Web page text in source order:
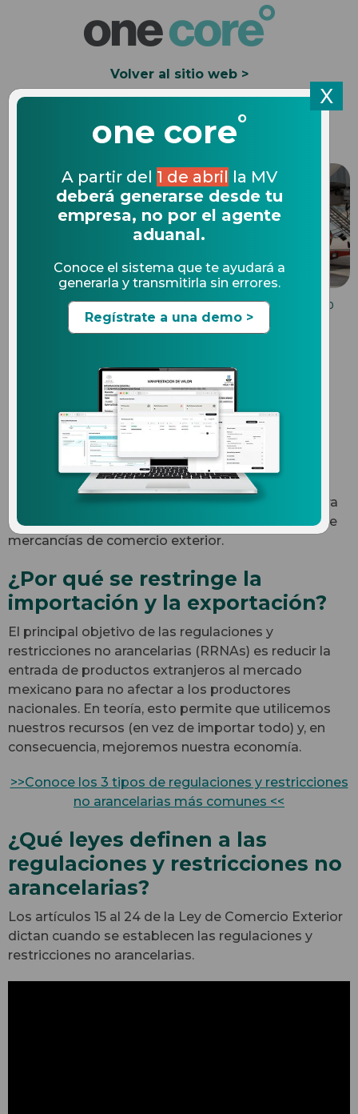
Volver al sitio web >
Solicita una Demo
MULTAS DE COMERCIO INTERNACIONAL 12.03.2020
¿Qué son las regulaciones y
arancelarias?
A diferencia de las regulaciones arancelarias
(impuestos que se pagan), las regulaciones y
restricciones no arancelarias son herramientas o
reglas utilizadas por la Administración Pública para
controlar la entrada, salida, circulación y tránsito de
mercancías de comercio exterior.
¿Por qué se restringe la
importación y la exportación?
El principal objetivo de las regulaciones y
restricciones no arancelarias (RRNAs) es reducir la
entrada de productos extranjeros al mercado
mexicano para no afectar a los productores
nacionales. En teoría, esto permite que utilicemos
nuestros recursos (en vez de importar todo) y, en
consecuencia, mejoremos nuestra economía.
>>Conoce los 3 tipos de regulaciones y restricciones
no arancelarias más comunes <<
¿Qué leyes definen a las
regulaciones y restricciones no
arancelarias?
Los artículos 15 al 24 de la Ley de Comercio Exterior
dictan cuando se establecen las regulaciones y
restricciones no arancelarias.
X
one core°
A partir del 1 de abril la MV
deberá generarse desde tu
empresa, no por el agente
aduanal.
Conoce el sistema que te ayudará a
generarla y transmitirla sin errores.
Regístrate a una demo >